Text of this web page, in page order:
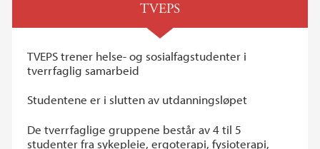
TVEPS
TVEPS trener helse- og sosialfagstudenter i
tverrfaglig samarbeid
Studentene er i slutten av utdanningsløpet
De tverrfaglige gruppene består av 4 til 5
studenter fra sykepleie, ergoterapi, fysioterapi,